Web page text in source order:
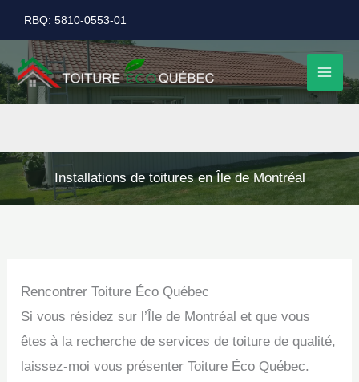
au
contenu
RBQ: 5810-0553-01
Installations de toitures en Île de Montréal
Rencontrer Toiture Éco Québec
Si vous résidez sur l’Île de Montréal et que vous
êtes à la recherche de services de toiture de qualité,
laissez-moi vous présenter Toiture Éco Québec.